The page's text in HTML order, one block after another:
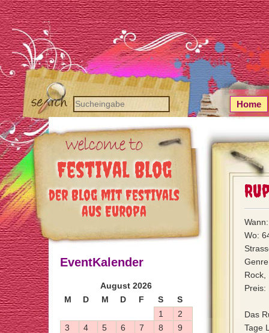
Festival Blog
der Blog mit Festivals
aus Europa
Home
Wo:
Rock,
Preis:
Das
Tage
EventKalender
August 2026
M
D M D F S S
1
2
3
4 5 6 7 8
9